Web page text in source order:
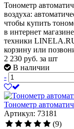
Тонометр
воздуха:
чтобы купить
в интернет
техники
корзину или
2 230 руб. за шт
В наличии
-
Тонометр
Артикул: 73181
(9)